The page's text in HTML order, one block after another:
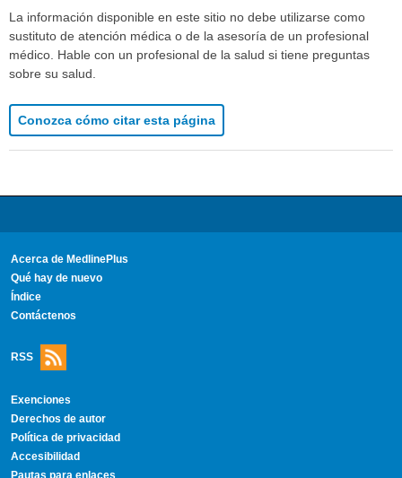
La información disponible en este sitio no debe utilizarse como
sustituto de atención médica o de la asesoría de un profesional
médico. Hable con un profesional de la salud si tiene preguntas
sobre su salud.
Conozca cómo citar esta página
Acerca de MedlinePlus
Qué hay de nuevo
Índice
Contáctenos
RSS
Exenciones
Derechos de autor
Política de privacidad
Accesibilidad
Pautas para enlaces